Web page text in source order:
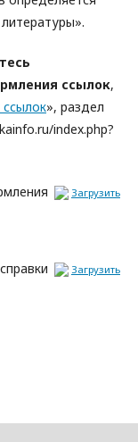
ссылок,
», раздел
index.php?
Загрузить
Загрузить